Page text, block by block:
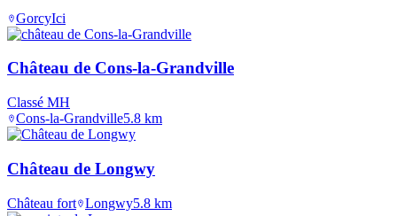
GorcyIci
Château de Cons-la-Grandville
Classé MH
Cons-la-Grandville5.8 km
Château de Longwy
Château fort Longwy5.8 km